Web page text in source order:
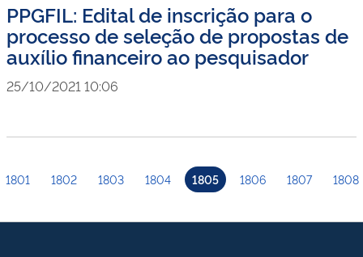
PPGFIL: Edital de inscrição para o
processo de seleção de propostas de
auxílio financeiro ao pesquisador
25/10/2021 10:06
1801 1802 1803 1804 1805 1806 1807 1808